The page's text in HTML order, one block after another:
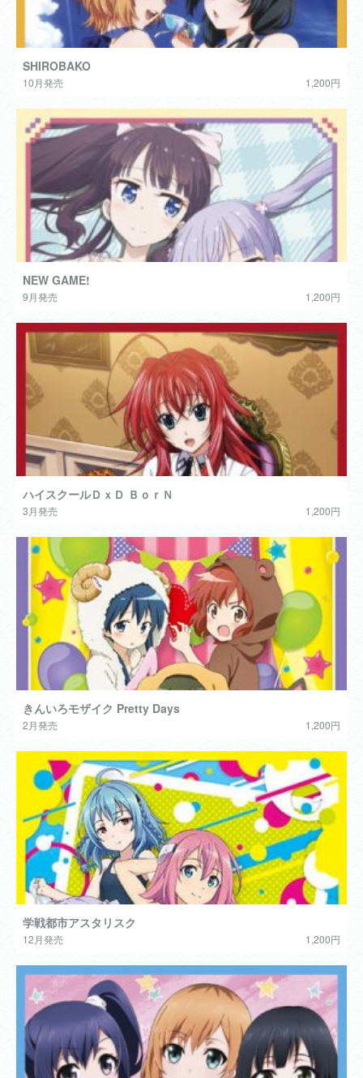
SHIROBAKO
10月発売 1,200円
NEW GAME!
9月発売 1,200円
ハイスクールＤｘＤ ＢｏｒＮ
3月発売 1,200円
きんいろモザイク Pretty Days
2月発売 1,200円
学戦都市アスタリスク
12月発売 1,200円